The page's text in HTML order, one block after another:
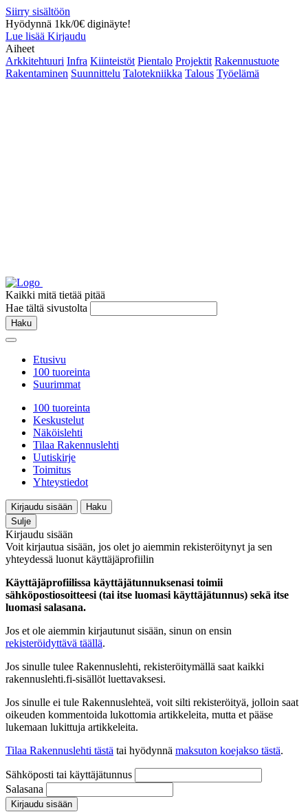
Siirry sisältöön
Hyödynnä 1kk/0€ diginäyte!
Lue lisää Kirjaudu
Aiheet
Arkkitehtuuri Infra Kiinteistöt Pientalo Projektit Rakennustuote
Rakentaminen Suunnittelu Talotekniikka Talous Työelämä
Kaikki mitä tietää pitää
Hae tältä sivustolta
Haku
Etusivu
100 tuoreinta
Suurimmat
100 tuoreinta
Keskustelut
Näköislehti
Tilaa Rakennuslehti
Uutiskirje
Toimitus
Yhteystiedot
Kirjaudu sisään
Haku
Sulje
Kirjaudu sisään
Voit kirjautua sisään, jos olet jo aiemmin rekisteröitynyt ja sen
yhteydessä luonut käyttäjäprofiilin
Käyttäjäprofiilissa käyttäjätunnuksenasi toimii
sähköpostiosoitteesi (tai itse luomasi käyttäjätunnus) sekä itse
luomasi salasana.
Jos et ole aiemmin kirjautunut sisään, sinun on ensin
rekisteröidyttävä täällä.
Jos sinulle tulee Rakennuslehti, rekisteröitymällä saat kaikki
rakennuslehti.fi-sisällöt luettavaksesi.
Jos sinulle ei tule Rakennuslehteä, voit silti rekisteröityä, jolloin saat
oikeuden kommentoida lukottomia artikkeleita, mutta et pääse
lukemaan lukittuja artikkeleita.
Tilaa Rakennuslehti tästä tai hyödynnä maksuton koejakso tästä.
Sähköposti tai käyttäjätunnus
Salasana
Kirjaudu sisään